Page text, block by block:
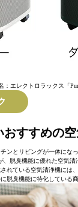
：エレクトロラックス「
おすすめの
ンとリビングが一体にな
、脱臭機能に優れた空気清
れている空気清浄機には
脱臭機能に特化している